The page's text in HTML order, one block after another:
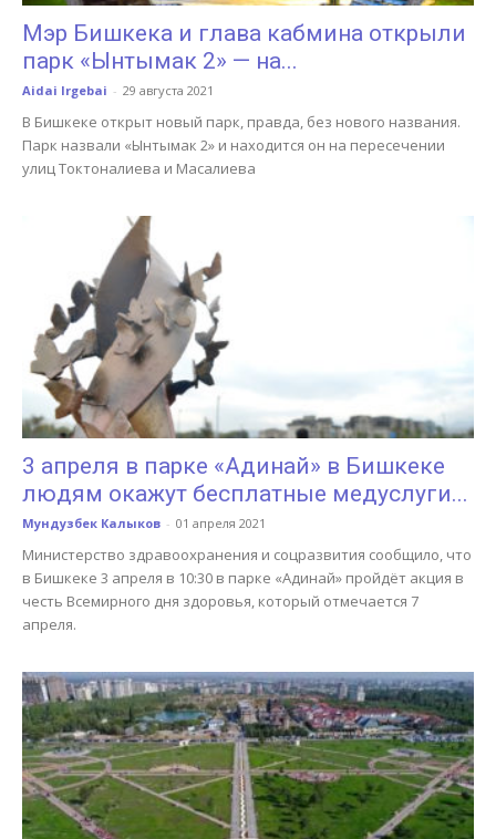
Мэр Бишкека и глава кабмина открыли
парк «Ынтымак 2» — на...
Aidai Irgebai - 29 августа 2021
В Бишкеке открыт новый парк, правда, без нового названия.
Парк назвали «Ынтымак 2» и находится он на пересечении
улиц Токтоналиева и Масалиева
3 апреля в парке «Адинай» в Бишкеке
людям окажут бесплатные медуслуги...
Мундузбек Калыков - 01 апреля 2021
Министерство здравоохранения и соцразвития сообщило, что
в Бишкеке 3 апреля в 10:30 в парке «Адинай» пройдёт акция в
честь Всемирного дня здоровья, который отмечается 7
апреля.